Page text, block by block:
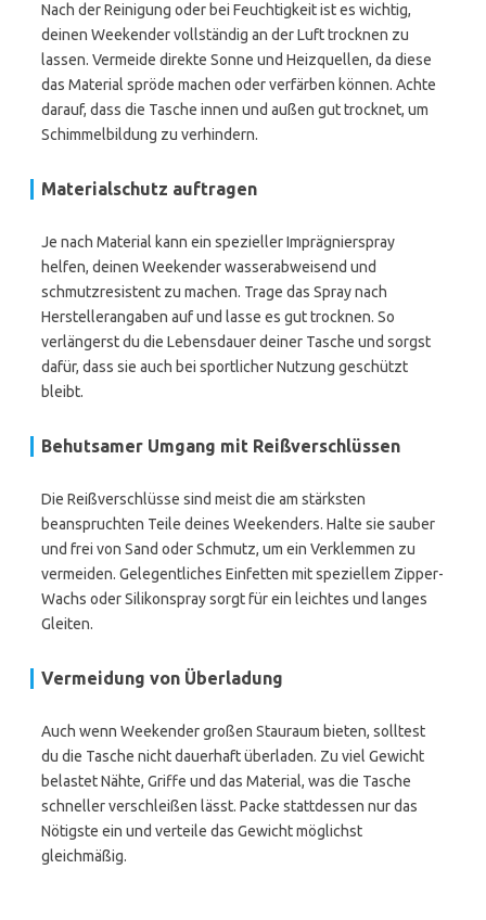
Nach der Reinigung oder bei Feuchtigkeit ist es wichtig,
deinen Weekender vollständig an der Luft trocknen zu
lassen. Vermeide direkte Sonne und Heizquellen, da diese
das Material spröde machen oder verfärben können. Achte
darauf, dass die Tasche innen und außen gut trocknet, um
Schimmelbildung zu verhindern.
Materialschutz auftragen
Je nach Material kann ein spezieller Imprägnierspray
helfen, deinen Weekender wasserabweisend und
schmutzresistent zu machen. Trage das Spray nach
Herstellerangaben auf und lasse es gut trocknen. So
verlängerst du die Lebensdauer deiner Tasche und sorgst
dafür, dass sie auch bei sportlicher Nutzung geschützt
bleibt.
Behutsamer Umgang mit Reißverschlüssen
Die Reißverschlüsse sind meist die am stärksten
beanspruchten Teile deines Weekenders. Halte sie sauber
und frei von Sand oder Schmutz, um ein Verklemmen zu
vermeiden. Gelegentliches Einfetten mit speziellem Zipper-
Wachs oder Silikonspray sorgt für ein leichtes und langes
Gleiten.
Vermeidung von Überladung
Auch wenn Weekender großen Stauraum bieten, solltest
du die Tasche nicht dauerhaft überladen. Zu viel Gewicht
belastet Nähte, Griffe und das Material, was die Tasche
schneller verschleißen lässt. Packe stattdessen nur das
Nötigste ein und verteile das Gewicht möglichst
gleichmäßig.